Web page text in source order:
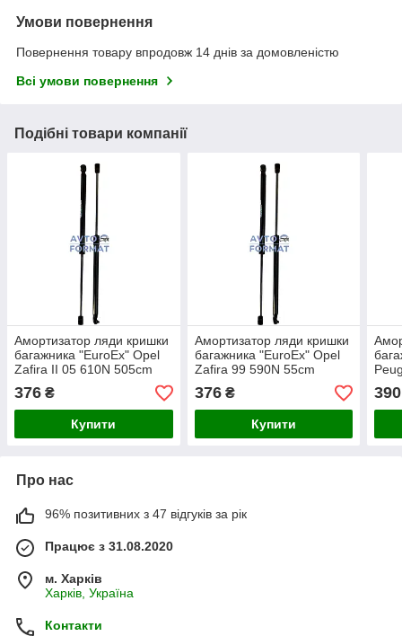
Умови повернення
Повернення товару впродовж 14 днів за домовленістю
Всі умови повернення
Подібні товари компанії
Амортизатор ляди кришки
багажника "EuroEx" Opel
Zafira II 05 610N 505cm
376 ₴
Купити
Амортизатор ляди кришки
багажника "EuroEx" Opel
Zafira 99 590N 55cm
376₴
Купити
390
Про нас
96% позитивних з 47 відгуків за рік
Працює з 31.08.2020
м. Харків
Харків, Україна
Контакти